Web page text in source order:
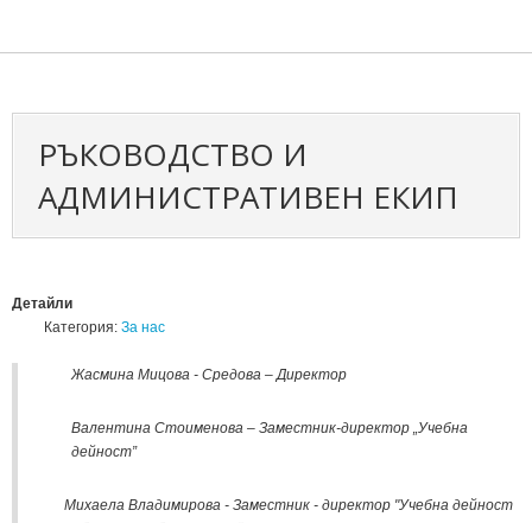
РЪКОВОДСТВО И
АДМИНИСТРАТИВЕН ЕКИП
Детайли
Категория: За нас
Жасмина Мицова - Средова – Директор
Валентина Стоименова – Заместник-директор „Учебна
дейност”
Михаела Владимирова - Заместник - директор "Учебна дейност